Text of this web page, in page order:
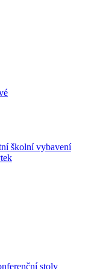
školní vybavení
stoly